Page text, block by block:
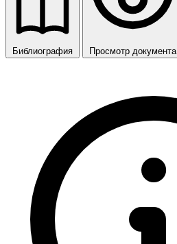
Библиография Просмотр документа